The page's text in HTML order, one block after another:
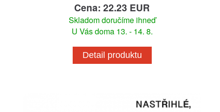
Cena: 22.23 EUR
Skladom doručíme ihneď
U Vás doma 13. - 14. 8.
Detail produktu